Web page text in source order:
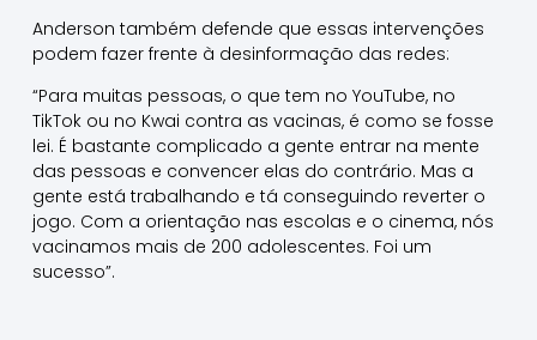
Anderson também defende que essas intervenções
podem fazer frente à desinformação das redes:
“Para muitas pessoas, o que tem no YouTube, no
TikTok ou no Kwai contra as vacinas, é como se fosse
lei. É bastante complicado a gente entrar na mente
das pessoas e convencer elas do contrário. Mas a
gente está trabalhando e tá conseguindo reverter o
jogo. Com a orientação nas escolas e o cinema, nós
vacinamos mais de 200 adolescentes. Foi um
sucesso”.